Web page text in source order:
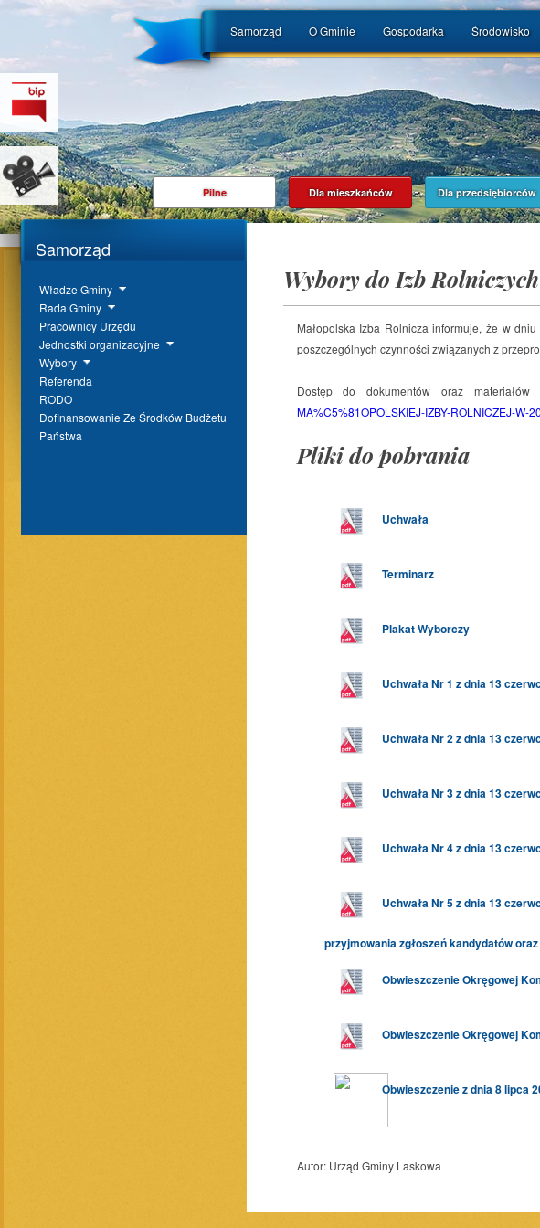
Samorząd O Gminie Gospodarka Środowisko
Pilne Dla mieszkańców Dla przedsiębiorców
Samorząd
Władze Gminy
Rada Gminy
Pracownicy Urzędu
Jednostki organizacyjne
Wybory
Referenda
RODO
Dofinansowanie Ze Środków Budżetu
Państwa
Wybory do Izb Rolniczych
Małopolska Izba Rolnicza informuje, że w
poszczególnych czynności związanych z
Dostęp do dokumentów oraz
MA%C5%81OPOLSKIEJ-IZBY-ROLNICZEJ-
Pliki do pobrania
Uchwała
Terminarz
Plakat Wyborczy
Uchwała Nr 1 z dnia 13
Uchwała Nr 2 z dnia 13
Uchwała Nr 3 z dnia 13
Uchwała Nr 4 z dnia 13
Uchwała Nr 5 z dnia 13
przyjmowania zgłoszeń kandydatów
Obwieszczenie Okręgowej
Obwieszczenie Okręgowej
Obwieszczenie z dnia 8 lipca
Autor: Urząd Gminy Laskowa